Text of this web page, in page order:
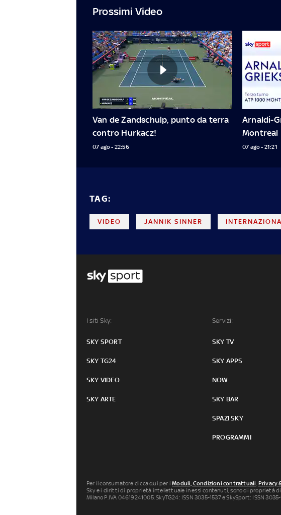
Prossimi Video
Van de Zandschulp, punto da terra
contro Hurkacz!
07 ago - 22:56
Arnaldi-
Montreal
07 ago - 21:21
TAG:
VIDEO JANNIK SINNER
I siti Sky:
SKY SPORT
SKY TG24
SKY VIDEO
SKY ARTE
Servizi:
SKY TV
SKY APPS
NOW
SKY BAR
SPAZI SKY
PROGRAMMI
Per il consumatore clicca qui per iModuli, Condizioni contrattuali, Privacy
Sky e i diritti di proprietà intellettuale in essi contenuti, sono di proprietà di
Milano P.IVA 04619241005. SkyTG24: ISSN 3035-1537 e SkySport: ISSN